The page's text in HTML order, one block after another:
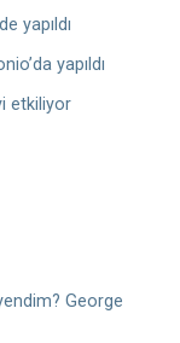
yapıldı
yapıldı
etkiliyor
George